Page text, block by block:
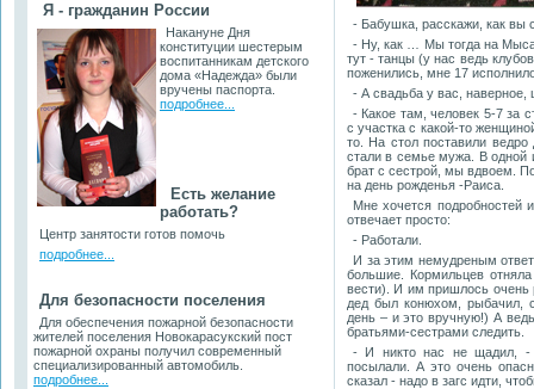
Я - гражданин России
Накануне Дня
конституции шестерым
воспитанникам детского
дома «Надежда» были
вручены паспорта.
подробнее...
Есть желание
работать?
Центр занятости готов помочь
подробнее...
Для безопасности поселения
Для обеспечения пожарной безопасности
жителей поселения Новокарасукский пост
пожарной охраны получил современный
специализированный автомобиль.
подробнее...
- Бабушка, расскажи, как вы
- Ну, как … Мы тогда на
тут - танцы (у нас ведь
поженились, мне 17
- А свадьба у вас,
- Какое там, человек 5-7 за
с участка с какой-то
то. На стол поставили
стали в семье мужа. В одной
брат с сестрой, мы вдвоем.
на день рожденья -Раиса.
Мне хочется подробностей
отвечает просто:
- Работали.
И за этим немудреным
большие. Кормильцев
вести). И им пришлось очень
дед был конюхом, рыбачил,
день – и это вручную!) А
братьями-сестрами следить.
- И никто нас не щадил, -
посылали. А это очень
сказал - надо в загс идти,